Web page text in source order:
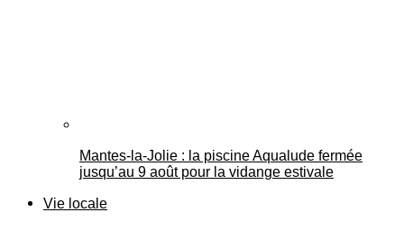
Mantes-la-Jolie : la piscine Aqualude fermée
jusqu’au 9 août pour la vidange estivale
Vie locale